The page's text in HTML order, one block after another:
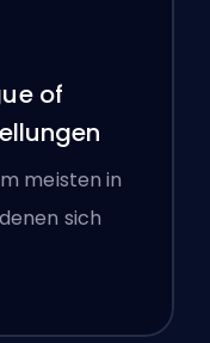
of
meisten in
sich